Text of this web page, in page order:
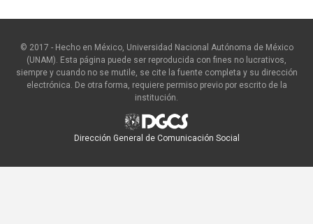
© 2017 - Hecho en México, Universidad Nacional Autónoma de México
(UNAM). Esta página puede ser reproducida con fines no lucrativos,
siempre y cuando no se mutile, se cite la fuente completa y su dirección
electrónica. De otra forma, requiere permiso previo por escrito de la
institución.
Dirección General de Comunicación Social